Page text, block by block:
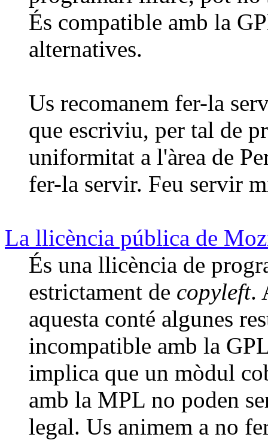
És compatible amb la
alternatives.
Us recomanem fer-la
que escriviu, per tal de
uniformitat a l'àrea de
fer-la servir. Feu servir
La llicència pública de
És una llicència de
estrictament de copyleft.
aquesta conté algunes
incompatible amb la
implica que un mòdul
amb la MPL no poden
legal. Us animem a no